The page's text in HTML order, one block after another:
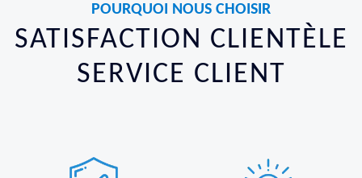
POURQUOI NOUS CHOISIR
SATISFACTION CLIENTÈLE
SERVICE CLIENT